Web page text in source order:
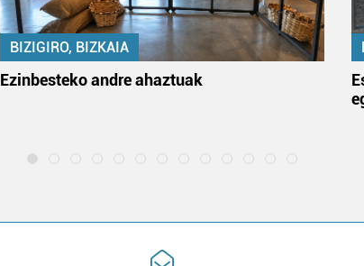
BIZIGIRO, BIZKAIA
Ezinbesteko andre ahaztuak